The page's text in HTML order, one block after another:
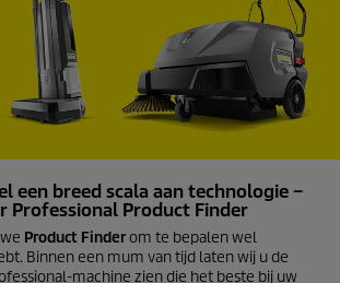
een breed scala aan technologie –
Professional Product Finder
Product Finderom te bepalen wel
Binnen een mum van tijd laten wij u de
machine zien die het beste bij uw